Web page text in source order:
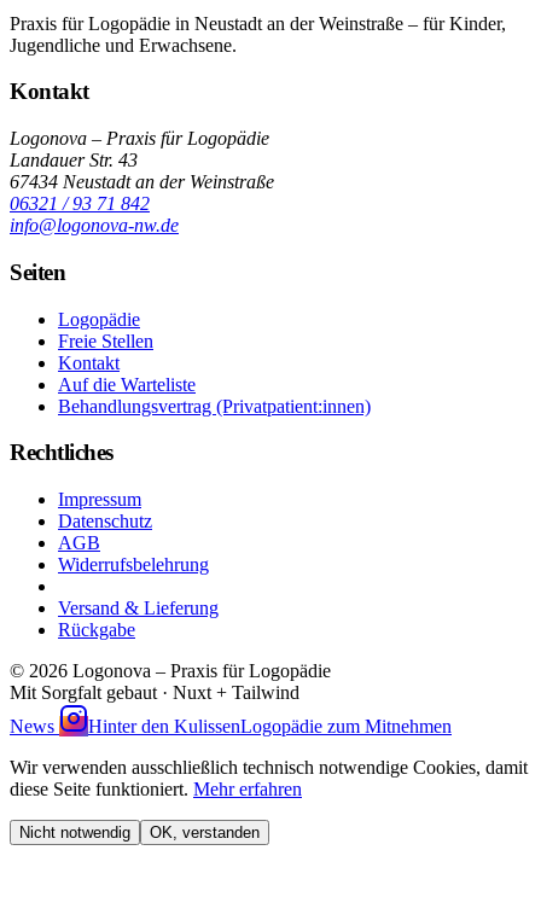
Praxis für Logopädie in Neustadt an der Weinstraße – für Kinder,
Jugendliche und Erwachsene.
Kontakt
Logonova – Praxis für Logopädie
Landauer Str. 43
67434 Neustadt an der Weinstraße
06321 / 93 71 842
info@logonova-nw.de
Seiten
Logopädie
Freie Stellen
Kontakt
Auf die Warteliste
Behandlungsvertrag (Privatpatient:innen)
Rechtliches
Impressum
Datenschutz
AGB
Widerrufsbelehrung
Versand & Lieferung
Rückgabe
© 2026 Logonova – Praxis für Logopädie
Mit Sorgfalt gebaut · Nuxt + Tailwind
News
Hinter den KulissenLogopädie zum Mitnehmen
Wir verwenden ausschließlich technisch notwendige Cookies, damit
diese Seite funktioniert. Mehr erfahren
Nicht notwendig OK, verstanden